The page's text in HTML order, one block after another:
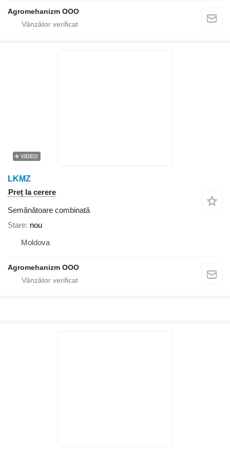
Agromehanizm OOO
VIDEO
LKMZ
Preț la cerere
Semănătoare combinată
Stare nou
Moldova
Agromehanizm OOO